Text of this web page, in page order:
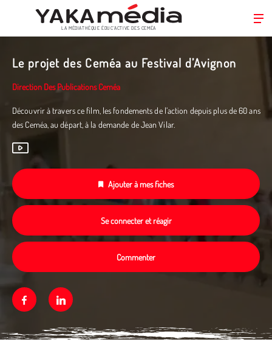
contenu
principal
LA MÉDIATHÈQUE ÉDUC’ACTIVE DES CEMÉA
Le projet des Ceméa au Festival d’Avignon
Direction Des Publications Ceméa
Découvrir à travers ce film, les fondements de l’action depuis plus de 60 ans
des Ceméa, au départ, à la demande de Jean Vilar.
Ajouter à mes fiches
Se connecter et réagir
Commenter
FacebookLinkedin